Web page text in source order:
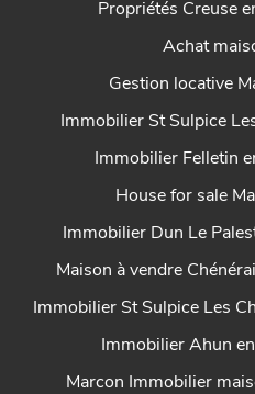
Propriétés Creuse
Achat
Gestion locative
Immobilier St Sulpice
Immobilier Felletin
House for sale
Immobilier Dun Le
Maison à vendre
Immobilier St Sulpice Les
Immobilier Ahun
Marcon Immobilier